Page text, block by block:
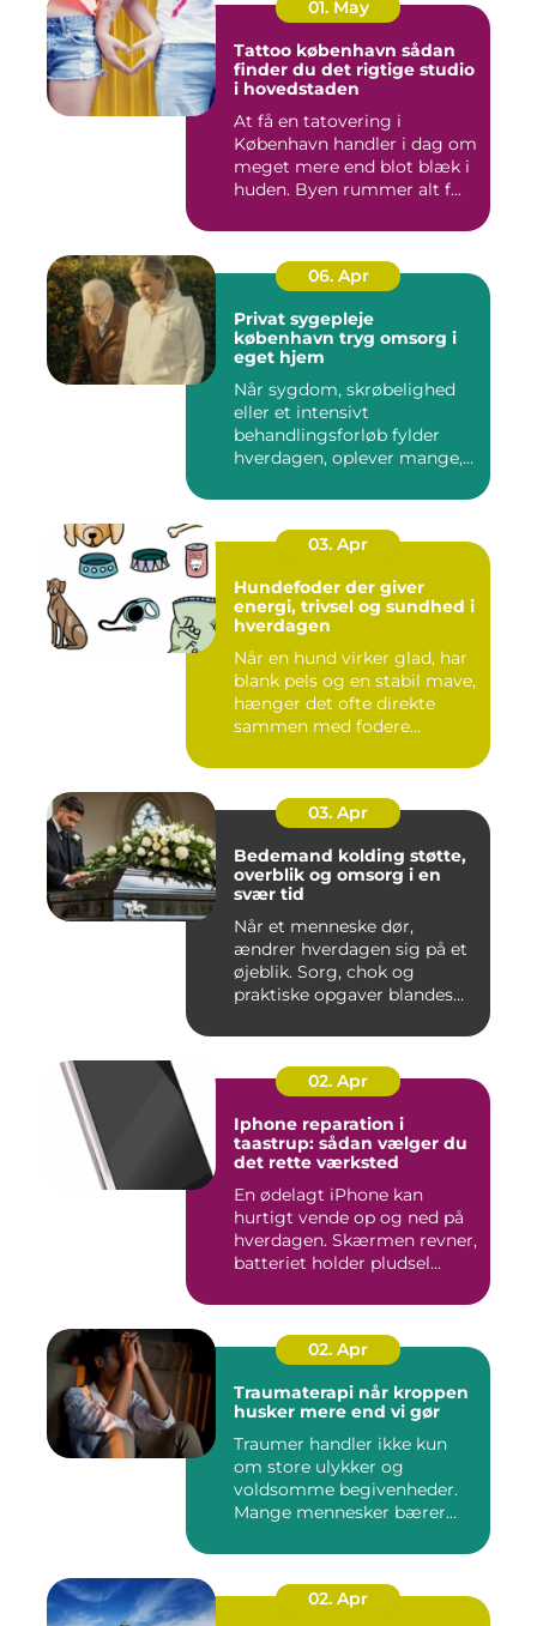
01. May
Tattoo københavn sådan
finder du det rigtige studio
i hovedstaden
At få en tatovering i
København handler i dag om
meget mere end blot blæk i
huden. Byen rummer alt f...
06. Apr
Privat sygepleje
københavn tryg omsorg i
eget hjem
Når sygdom, skrøbelighed
eller et intensivt
behandlingsforløb fylder
hverdagen, oplever mange,
03. Apr
Hundefoder der giver
energi, trivsel og sundhed i
hverdagen
Når en hund virker glad, har
blank pels og en stabil mave,
hænger det ofte direkte
sammen med fodere...
03. Apr
Bedemand kolding støtte,
overblik og omsorg i en
svær tid
Når et menneske dør,
ændrer hverdagen sig på et
øjeblik. Sorg, chok og
praktiske opgaver blandes
02. Apr
Iphone reparation i
taastrup: sådan vælger du
det rette værksted
En ødelagt iPhone kan
hurtigt vende op og ned på
hverdagen. Skærmen revner,
batteriet holder pludsel...
02. Apr
Traumaterapi når kroppen
husker mere end vi gør
Traumer handler ikke kun
om store ulykker og
voldsomme begivenheder.
Mange mennesker bærer
02. Apr